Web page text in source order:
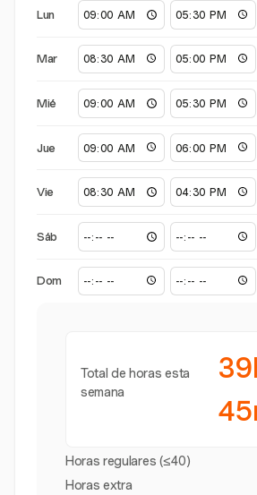
Lun
Mar
Mié
Jue
Vie
Sáb
Dom
Total de horas esta
semana
Horas regulares (≤40)
Horas extra